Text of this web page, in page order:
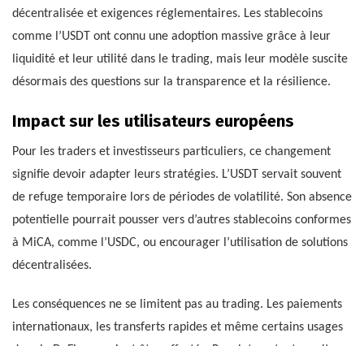
décentralisée et exigences réglementaires. Les stablecoins
comme l’USDT ont connu une adoption massive grâce à leur
liquidité et leur utilité dans le trading, mais leur modèle suscite
désormais des questions sur la transparence et la résilience.
Impact sur les utilisateurs européens
Pour les traders et investisseurs particuliers, ce changement
signifie devoir adapter leurs stratégies. L’USDT servait souvent
de refuge temporaire lors de périodes de volatilité. Son absence
potentielle pourrait pousser vers d’autres stablecoins conformes
à MiCA, comme l’USDC, ou encourager l’utilisation de solutions
décentralisées.
Les conséquences ne se limitent pas au trading. Les paiements
internationaux, les transferts rapides et même certains usages